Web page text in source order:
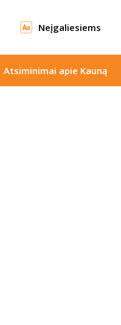
Neįgaliesiems
Atsiminimai apie Kauną